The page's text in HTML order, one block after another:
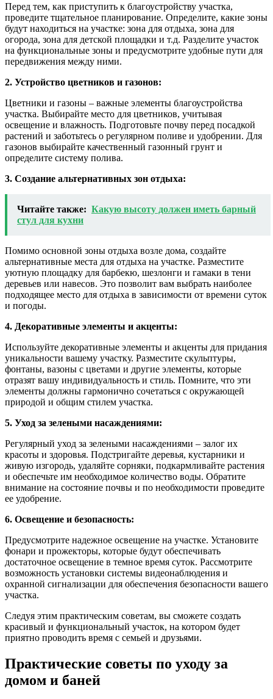
Перед тем, как приступить к благоустройству участка,
проведите тщательное планирование. Определите, какие зоны
будут находиться на участке: зона для отдыха, зона для
огорода, зона для детской площадки и т.д. Разделите участок
на функциональные зоны и предусмотрите удобные пути для
передвижения между ними.
2. Устройство цветников и газонов:
Цветники и газоны – важные элементы благоустройства
участка. Выбирайте место для цветников, учитывая
освещение и влажность. Подготовьте почву перед посадкой
растений и заботьтесь о регулярном поливе и удобрении. Для
газонов выбирайте качественный газонный грунт и
определите систему полива.
3. Создание альтернативных зон отдыха:
Читайте также: Какую высоту должен иметь барный
стул для кухни
Помимо основной зоны отдыха возле дома, создайте
альтернативные места для отдыха на участке. Разместите
уютную площадку для барбекю, шезлонги и гамаки в тени
деревьев или навесов. Это позволит вам выбрать наиболее
подходящее место для отдыха в зависимости от времени суток
и погоды.
4. Декоративные элементы и акценты:
Используйте декоративные элементы и акценты для придания
уникальности вашему участку. Разместите скульптуры,
фонтаны, вазоны с цветами и другие элементы, которые
отразят вашу индивидуальность и стиль. Помните, что эти
элементы должны гармонично сочетаться с окружающей
природой и общим стилем участка.
5. Уход за зелеными насаждениями:
Регулярный уход за зелеными насаждениями – залог их
красоты и здоровья. Подстригайте деревья, кустарники и
живую изгородь, удаляйте сорняки, подкармливайте растения
и обеспечьте им необходимое количество воды. Обратите
внимание на состояние почвы и по необходимости проведите
ее удобрение.
6. Освещение и безопасность:
Предусмотрите надежное освещение на участке. Установите
фонари и прожекторы, которые будут обеспечивать
достаточное освещение в темное время суток. Рассмотрите
возможность установки системы видеонаблюдения и
охранной сигнализации для обеспечения безопасности вашего
участка.
Следуя этим практическим советам, вы сможете создать
красивый и функциональный участок, на котором будет
приятно проводить время с семьей и друзьями.
Практические советы по уходу за
домом и баней